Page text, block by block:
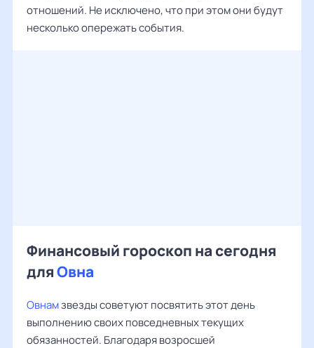
отношений. Не исключено, что при этом они будут
несколько опережать события.
Финансовый гороскоп на сегодня
дляОвна
Овнамзвезды советуют посвятить этот день
выполнению своих повседневных текущих
обязанностей. Благодаря возросшей